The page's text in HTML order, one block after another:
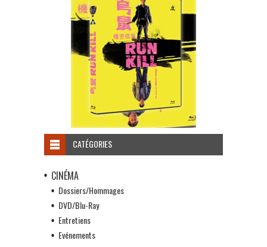
CATÉGORIES
CINÉMA
Dossiers/Hommages
DVD/Blu-Ray
Entretiens
Evénements